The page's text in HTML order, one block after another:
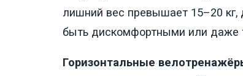
лишний вес превышает 15–20 кг,
быть дискомфортными или даже
Горизонтальные